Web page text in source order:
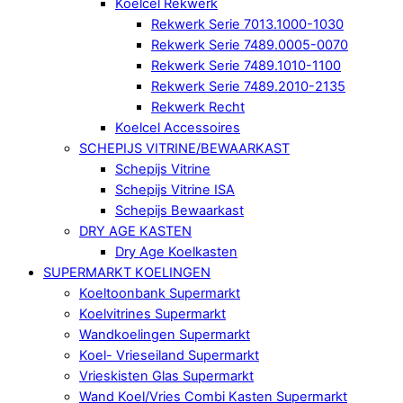
Rekwerk Serie 7013.1000-1030
Rekwerk Serie 7489.0005-0070
Rekwerk Serie 7489.1010-1100
Rekwerk Serie 7489.2010-2135
Rekwerk Recht
Koelcel Accessoires
SCHEPIJS VITRINE/BEWAARKAST
Schepijs Vitrine
Schepijs Vitrine ISA
Schepijs Bewaarkast
DRY AGE KASTEN
Dry Age Koelkasten
SUPERMARKT KOELINGEN
Koeltoonbank Supermarkt
Koelvitrines Supermarkt
Wandkoelingen Supermarkt
Koel- Vrieseiland Supermarkt
Vrieskisten Glas Supermarkt
Wand Koel/Vries Combi Kasten Supermarkt